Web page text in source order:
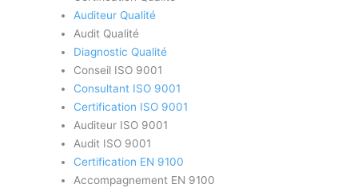
Auditeur Qualité
Audit Qualité
Diagnostic Qualité
Conseil ISO 9001
Consultant ISO 9001
Certification ISO 9001
Auditeur ISO 9001
Audit ISO 9001
Certification EN 9100
Accompagnement EN 9100